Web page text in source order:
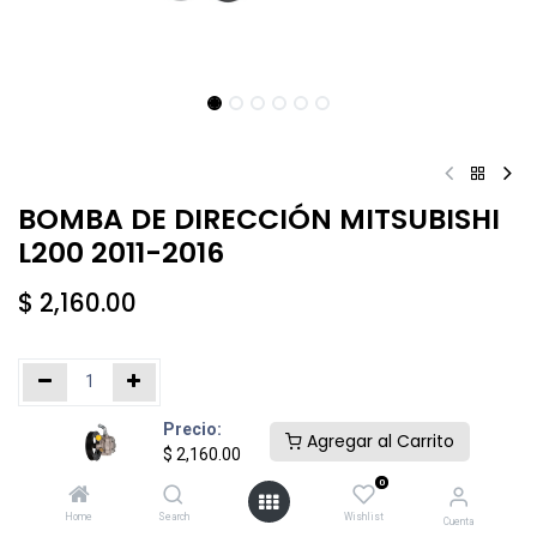
Precio:
$ 2,160.00
Agregar al Carrito
Home Search
0
Wishlist Cuenta
BOMBA DE DIRECCIÓN MITSUBISHI
L200 2011-2016
$ 2,160.00
Añadir al carrito Comprar ahora
Agregar a la lista de deseos